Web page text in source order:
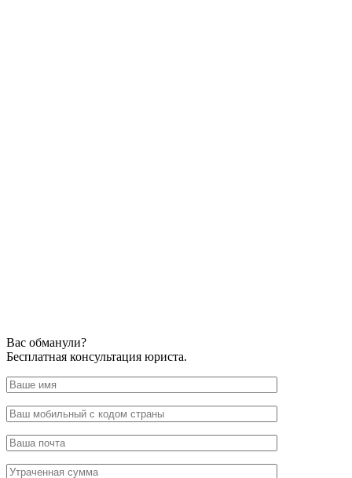
Вас обманули?
Бесплатная консультация юриста.